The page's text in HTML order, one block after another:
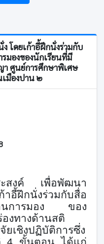
โดยเก้าอี้ฝึกนั่งร่วมกับ
มองของนักเรียนที่มี
ศูนย์การศึกษาพิเศษ
เมืองปาน ๒
ะสงค์ เพื่อพัฒนา
อี้ฝึกนั่งร่วมกับสื่อ
านการมอง ของ
งทางด้านสติ
เชิงปฏิบัติการซึ่ง